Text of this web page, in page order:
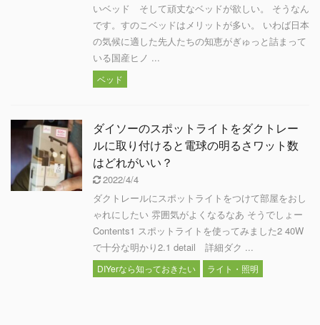
いベッド そして頑丈なベッドが欲しい。 そうなん
です。すのこベッドはメリットが多い。 いわば日本
の気候に適した先人たちの知恵がぎゅっと詰まって
いる国産ヒノ ...
ベッド
ダイソーのスポットライトをダクトレー
ルに取り付けると電球の明るさワット数
はどれがいい？
2022/4/4
ダクトレールにスポットライトをつけて部屋をおし
ゃれにしたい 雰囲気がよくなるなあ そうでしょー
Contents1 スポットライトを使ってみました2 40W
で十分な明かり2.1 detail 詳細ダク ...
DIYerなら知っておきたい ライト・照明